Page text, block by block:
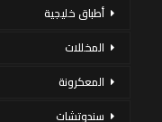
أطباق خليجية
المخللات
المعكرونة
سندوتشات